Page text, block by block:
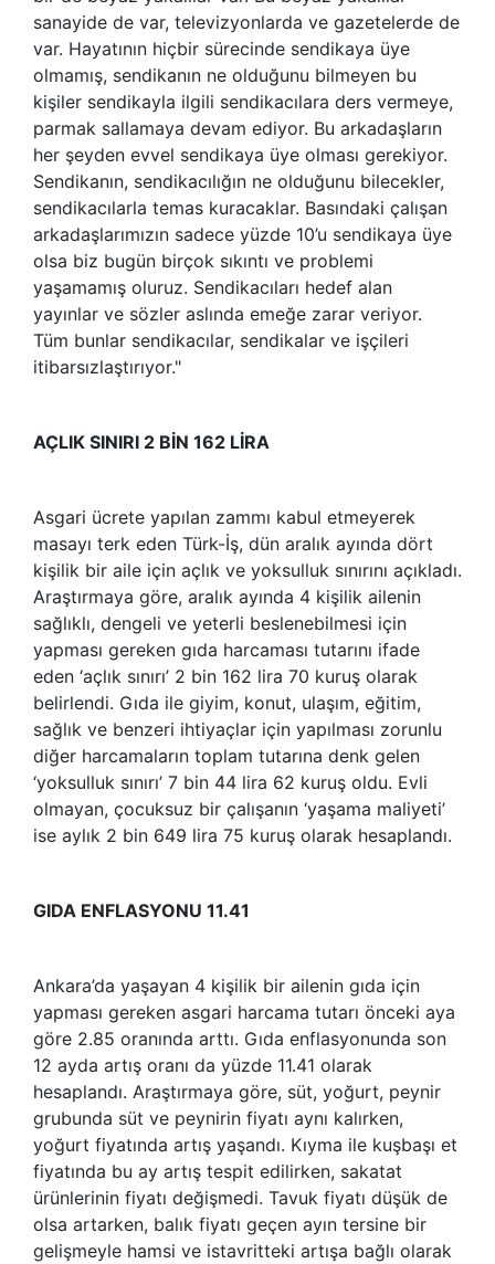
sanayide de var, televizyonlarda ve gazetelerde de
var. Hayatının hiçbir sürecinde sendikaya üye
olmamış, sendikanın ne olduğunu bilmeyen bu
kişiler sendikayla ilgili sendikacılara ders vermeye,
parmak sallamaya devam ediyor. Bu arkadaşların
her şeyden evvel sendikaya üye olması gerekiyor.
Sendikanın, sendikacılığın ne olduğunu bilecekler,
sendikacılarla temas kuracaklar. Basındaki çalışan
arkadaşlarımızın sadece yüzde 10’u sendikaya üye
olsa biz bugün birçok sıkıntı ve problemi
yaşamamış oluruz. Sendikacıları hedef alan
yayınlar ve sözler aslında emeğe zarar veriyor.
Tüm bunlar sendikacılar, sendikalar ve işçileri
itibarsızlaştırıyor."
AÇLIK SINIRI 2 BİN 162 LİRA
Asgari ücrete yapılan zammı kabul etmeyerek
masayı terk eden Türk-İş, dün aralık ayında dört
kişilik bir aile için açlık ve yoksulluk sınırını açıkladı.
Araştırmaya göre, aralık ayında 4 kişilik ailenin
sağlıklı, dengeli ve yeterli beslenebilmesi için
yapması gereken gıda harcaması tutarını ifade
eden ‘açlık sınırı’ 2 bin 162 lira 70 kuruş olarak
belirlendi. Gıda ile giyim, konut, ulaşım, eğitim,
sağlık ve benzeri ihtiyaçlar için yapılması zorunlu
diğer harcamaların toplam tutarına denk gelen
‘yoksulluk sınırı’ 7 bin 44 lira 62 kuruş oldu. Evli
olmayan, çocuksuz bir çalışanın ‘yaşama maliyeti’
ise aylık 2 bin 649 lira 75 kuruş olarak hesaplandı.
GIDA ENFLASYONU 11.41
Ankara’da yaşayan 4 kişilik bir ailenin gıda için
yapması gereken asgari harcama tutarı önceki aya
göre 2.85 oranında arttı. Gıda enflasyonunda son
12 ayda artış oranı da yüzde 11.41 olarak
hesaplandı. Araştırmaya göre, süt, yoğurt, peynir
grubunda süt ve peynirin fiyatı aynı kalırken,
yoğurt fiyatında artış yaşandı. Kıyma ile kuşbaşı et
fiyatında bu ay artış tespit edilirken, sakatat
ürünlerinin fiyatı değişmedi. Tavuk fiyatı düşük de
olsa artarken, balık fiyatı geçen ayın tersine bir
gelişmeyle hamsi ve istavritteki artışa bağlı olarak